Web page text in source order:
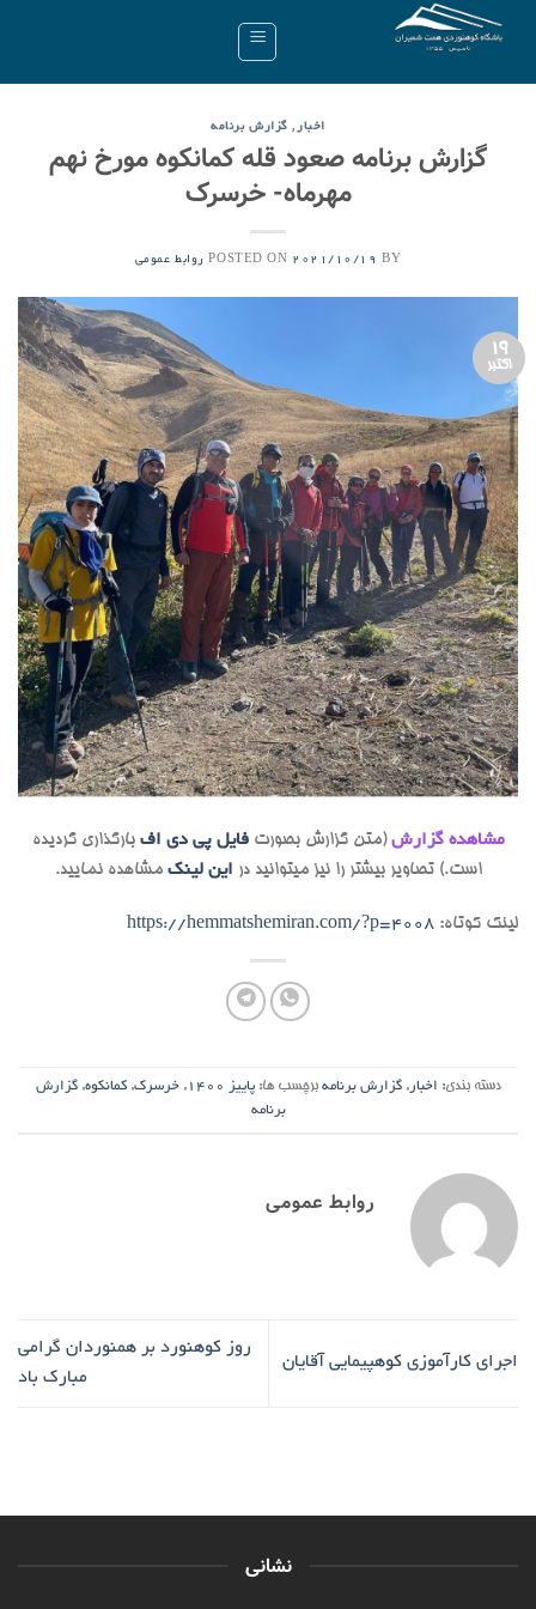
اخبار, گزارش برنامه
گزارش برنامه صعود قله کمانکوه مورخ نهم
مهرماه- خرسرک
POSTED ON 2021/10/19 BY روابط عمومی
19
اکتبر
مشاهده گزارش(متن گزارش بصورت فایل پی دی اف بارگذاری گردیده
است.) تصاویر بیشتر را نیز میتوانید در این لینکمشاهده نمایید.
لینک کوتاه: https://hemmatshemiran.com/?p=4008
دسته بندی: اخبار,گزارش برنامه برچسب ها:پاییز 1400 ,خرسرک,کمانکوه,گزارش
برنامه
روابط عمومی
اجرای کارآموزی کوهپیمایی آقایان
روز کوهنورد بر همنوردان گرامی
مبارک باد
نشانی